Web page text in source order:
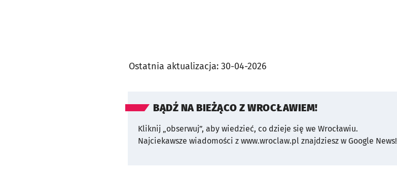
Ostatnia aktualizacja: 30-04-2026
BĄDŹ NA BIEŻĄCO Z WROCŁAWIEM!
Kliknij „obserwuj”, aby wiedzieć, co dzieje się we Wrocławiu.
Najciekawsze wiadomości z www.wroclaw.pl znajdziesz w Google News!